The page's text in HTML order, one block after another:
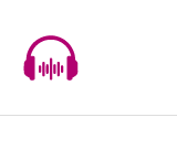
content